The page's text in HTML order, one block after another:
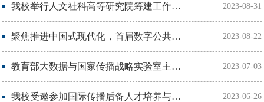
我校举行人文社科高等研究院筹建工作首次研讨会 2023-08-31
聚焦推进中国式现代化，首届数字公共治理论坛在汉召开 2023-08-22
教育部大数据与国家传播战略实验室主任张昆接受《环球》杂志采访 2023-07-03
我校受邀参加国际传播后备人才培养与智库建设研讨会 2023-06-26